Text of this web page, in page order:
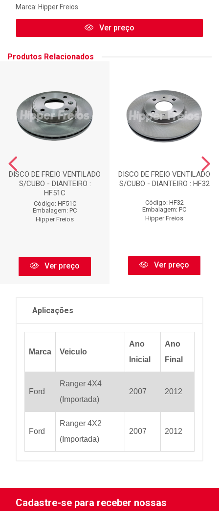
Marca: Hipper Freios
Ver preço
Produtos Relacionados
DISCO DE FREIO VENTILADO
S/CUBO - DIANTEIRO :
HF51C
Código: HF51C
Embalagem: PC
Hipper Freios
Ver preço
DISCO DE FREIO VENTILADO
S/CUBO - DIANTEIRO : HF32
Código: HF32
Embalagem: PC
Hipper Freios
Ver preço
Aplicações
Marca Veiculo
Ano
Inicial
Ano
Final
Ford
Ranger 4X4
(Importada)
2007 2012
Ford
Ranger 4X2
(Importada)
2007 2012
Cadastre-se para receber nossas